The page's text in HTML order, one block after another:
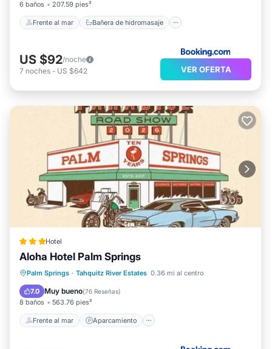
6 baños 207.59 pies²
Frente al mar Bañera de hidromasaje
US $92/noche
7 noches - US $642 VER OFERTA
Hotel
Aloha Hotel Palm Springs
Palm Springs · Tahquitz River Estates 0.36 mi al centro
7.0 Muy bueno(76 Reseñas)
8 baños 563.76 pies²
Frente al mar Aparcamiento
Frente al mar Aparcamiento
Piscina
Vista al mar